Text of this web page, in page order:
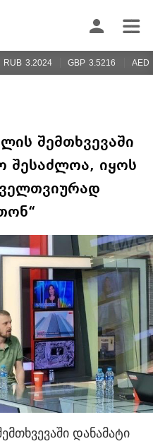
RUB 3.2024 GBP 3.5216 AED
შემთხვევაში
შესაძლოა, იყოს
დანამატი